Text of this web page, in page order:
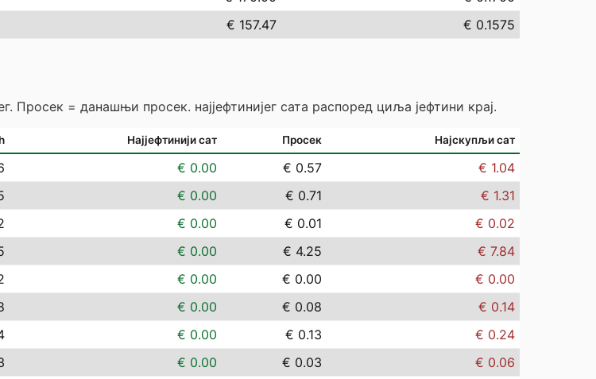
€ 157.47 € 0.1575
Просек = данашњи просек. најјефтинијег сата распоред циља јефтини крај.
Најјефтинији сат Просек Најскупљи сат
€ 0.00 € 0.57
€ 1.04
€ 0.00 € 0.71
€ 1.31
€ 0.00 € 0.01
€ 0.02
€ 0.00 € 4.25
€ 7.84
€ 0.00 € 0.00
€ 0.00
€ 0.00 € 0.08
€ 0.14
€ 0.00 € 0.13
€ 0.24
€ 0.00 € 0.03
€ 0.06